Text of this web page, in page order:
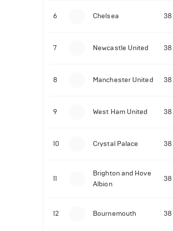
6 Chelsea 38
7 Newcastle United 38
8 Manchester United 38
9 West Ham United 38
10 Crystal Palace 38
11
Brighton and Hove
Albion
38
12 Bournemouth 38